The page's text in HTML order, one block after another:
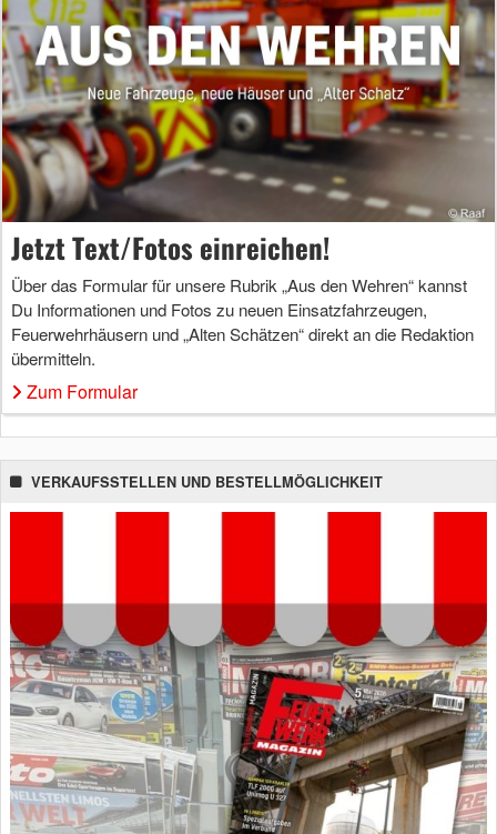
Jetzt Text/Fotos einreichen!
Über das Formular für unsere Rubrik „Aus den Wehren“ kannst
Du Informationen und Fotos zu neuen Einsatzfahrzeugen,
Feuerwehrhäusern und „Alten Schätzen“ direkt an die Redaktion
übermitteln.
Zum Formular
VERKAUFSSTELLEN UND BESTELLMÖGLICHKEIT